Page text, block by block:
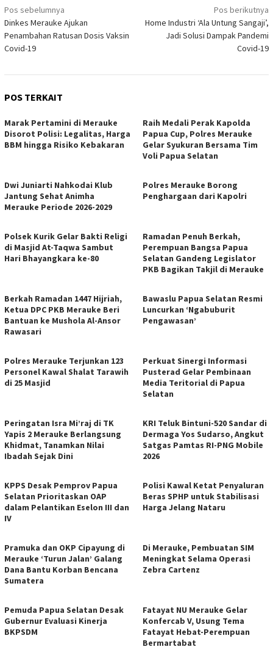
Navigasi
pos
Pos sebelumnya
Dinkes Merauke Ajukan
Penambahan Ratusan Dosis Vaksin
Covid-19
Pos berikutnya
Home Industri ‘Ala Untung Sangaji’,
Jadi Solusi Dampak Pandemi
Covid-19
POS TERKAIT
Marak Pertamini di Merauke
Disorot Polisi: Legalitas, Harga
BBM hingga Risiko Kebakaran
Raih Medali Perak Kapolda
Papua Cup, Polres Merauke
Gelar Syukuran Bersama Tim
Voli Papua Selatan
Dwi Juniarti Nahkodai Klub
Jantung Sehat Animha
Merauke Periode 2026-2029
Polres Merauke Borong
Penghargaan dari Kapolri
Polsek Kurik Gelar Bakti Religi
di Masjid At-Taqwa Sambut
Hari Bhayangkara ke-80
Ramadan Penuh Berkah,
Perempuan Bangsa Papua
Selatan Gandeng Legislator
PKB Bagikan Takjil di Merauke
Berkah Ramadan 1447 Hijriah,
Ketua DPC PKB Merauke Beri
Bantuan ke Mushola Al-Ansor
Rawasari
Bawaslu Papua Selatan Resmi
Luncurkan ‘Ngabuburit
Pengawasan’
Polres Merauke Terjunkan 123
Personel Kawal Shalat Tarawih
di 25 Masjid
Perkuat Sinergi Informasi
Pusterad Gelar Pembinaan
Media Teritorial di Papua
Selatan
Peringatan Isra Mi’raj di TK
Yapis 2 Merauke Berlangsung
Khidmat, Tanamkan Nilai
Ibadah Sejak Dini
KRI Teluk Bintuni-520 Sandar di
Dermaga Yos Sudarso, Angkut
Satgas Pamtas RI-PNG Mobile
2026
KPPS Desak Pemprov Papua
Selatan Prioritaskan OAP
dalam Pelantikan Eselon III dan
IV
Polisi Kawal Ketat Penyaluran
Beras SPHP untuk Stabilisasi
Harga Jelang Nataru
Pramuka dan OKP Cipayung di
Merauke ‘Turun Jalan’ Galang
Dana Bantu Korban Bencana
Sumatera
Di Merauke, Pembuatan SIM
Meningkat Selama Operasi
Zebra Cartenz
Pemuda Papua Selatan Desak
Gubernur Evaluasi Kinerja
BKPSDM
Fatayat NU Merauke Gelar
Konfercab V, Usung Tema
Fatayat Hebat-Perempuan
Bermartabat